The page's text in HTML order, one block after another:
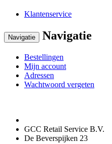
Klantenservice
Navigatie Navigatie
Bestellingen
Mijn account
Adressen
Wachtwoord vergeten
GCC Retail Service B.V.
De Beverspijken 23